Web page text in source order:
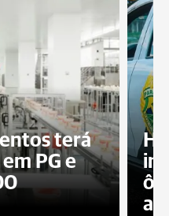
terá
PG e